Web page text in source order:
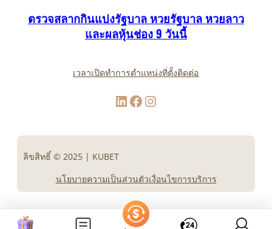
ตรวจสลากกินแบ่งรัฐบาล หวยรัฐบาล หวยลาว
และผลหุ้นช่อง 9 วันนี้
เวลาเปิดทำการตำแหน่งที่ตั้งติดต่อ
LinkedIn Facebook Instagram
ลิขสิทธิ์ © 2025 | KUBET
นโยบายความเป็นส่วนตัวเงื่อนไขการบริการ